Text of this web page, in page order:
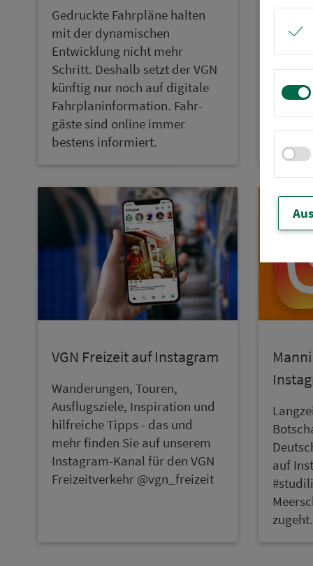
Ge­druckte Fahrpläne halten
mit der dynamischen
Entwicklung nicht mehr
Schritt. Deshalb setzt der VGN
künftig nur noch auf digitale
Fahrplanin­for­ma­ti­on. Fahr­
gäste sind online immer
bestens informiert.
dein
VGN Frei­zeit auf Instagram
Wan­de­rungen, Touren,
Ausflugsziele, Inspiration und
hilfreiche Tipps - das und
mehr finden Sie auf unserem
Instagram-Kanal für den VGN
Frei­zeitverkehr @vgn_frei­zeit
auf
zugeht.